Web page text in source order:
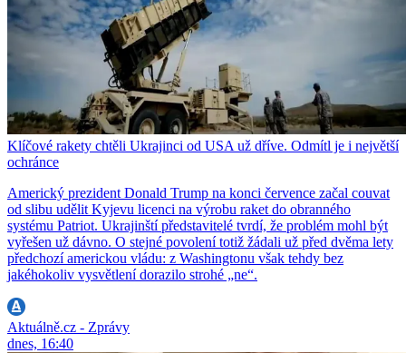
Klíčové rakety chtěli Ukrajinci od USA už dříve. Odmítl je i největší
ochránce
Americký prezident Donald Trump na konci července začal couvat
od slibu udělit Kyjevu licenci na výrobu raket do obranného
systému Patriot. Ukrajinští představitelé tvrdí, že problém mohl být
vyřešen už dávno. O stejné povolení totiž žádali už před dvěma lety
předchozí americkou vládu: z Washingtonu však tehdy bez
jakéhokoliv vysvětlení dorazilo strohé „ne“.
Aktuálně.cz - Zprávy
dnes, 16:40